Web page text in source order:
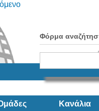
Φόρμα
Κανάλια